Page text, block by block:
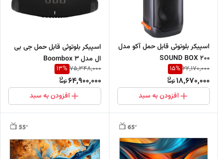
اسپیکر بلوتوثی قابل حمل آکو مدل
SOUND BOX 200
22,170,000
15%
18,670,000
افزودن به سبد
اسپیکر بلوتوثی قابل حمل جی بی
ال مدل Boombox 3
75,348,000
13%
64,900,000
افزودن به سبد